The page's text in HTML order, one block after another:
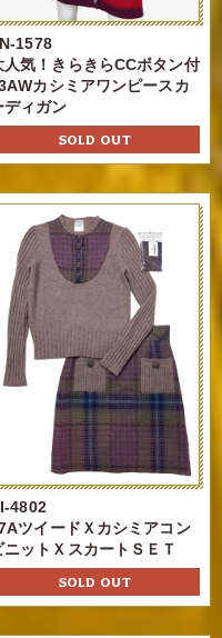
1578
人気！きらきらCCボタン付
カシミアワンピースカ
ディガン
SOLD OUT
4802
ツイードＸカシミアコン
ニットＸスカートＳＥＴ
SOLD OUT